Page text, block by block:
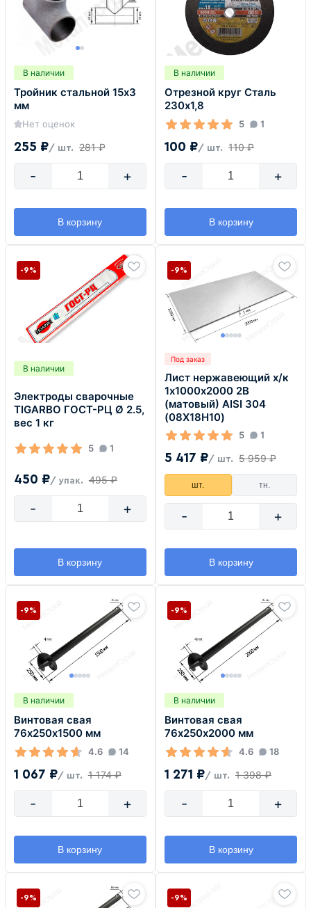
В наличии
Тройник стальной 15х3
мм
Нет оценок
255 ₽/ шт. 281 ₽
- +
В корзину
В наличии
Отрезной круг Сталь
230х1,8
5 1
100 ₽/ шт. 110 ₽
- +
В корзину
В наличии
Электроды сварочные
TIGARBO ГОСТ-РЦ Ø 2.5,
вес 1 кг
5 1
450 ₽/ упак. 495 ₽
-9%
- +
В корзину
Под заказ
Лист нержавеющий х/к
1х1000х2000 2B
(матовый) AISI 304
(08Х18Н10)
5 1
5 417 ₽/ шт. 5 959 ₽
-9%
шт. тн.
- +
В корзину
В наличии
Винтовая свая
76х250х1500 мм
4.6 14
1 067 ₽/ шт. 1 174 ₽
-9%
- +
В корзину
В наличии
Винтовая свая
76х250х2000 мм
4.6 18
1 271 ₽/ шт. 1 398 ₽
-9%
- +
В корзину
-9% -9%